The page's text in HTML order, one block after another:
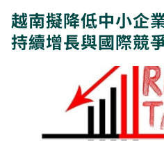
越南擬降低中小企
持續增長與國際競